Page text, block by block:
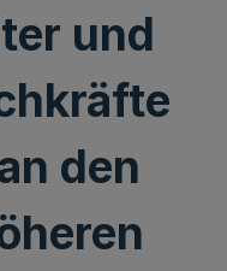
und
den